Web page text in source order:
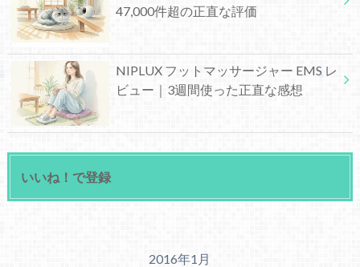
47,000件超の正直な評価
NIPLUX フットマッサージャー EMS レ
ビュー｜3週間使った正直な感想
いいね！で登録
2016年1月